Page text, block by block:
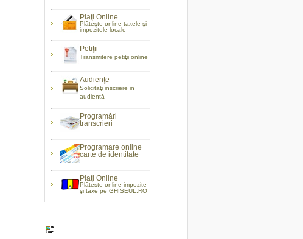
Plaţi Online
Plăteşte online taxele şi
impozitele locale
Petiţii
Transmitere petiţii online
Audienţe
Solicitaţi inscriere in
audientă
Programări
transcrieri
Programare online
carte de identitate
Plaţi Online
Plătește online impozite
şi taxe pe GHISEUL.RO